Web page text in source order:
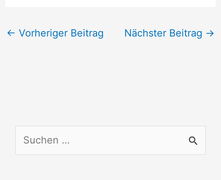
← Vorheriger Beitrag Nächster Beitrag →
u